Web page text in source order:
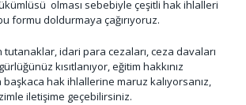
olması sebebiyle çeşitli hak ihlalleri
formu doldurmaya çağırıyoruz.
tutanaklar, idari para cezaları, ceza davaları
kısıtlanıyor, eğitim hakkınız
hak ihlallerine maruz kalıyorsanız,
iletişime geçebilirsiniz.